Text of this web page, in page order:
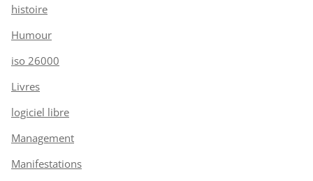
histoire
Humour
iso 26000
Livres
logiciel libre
Management
Manifestations